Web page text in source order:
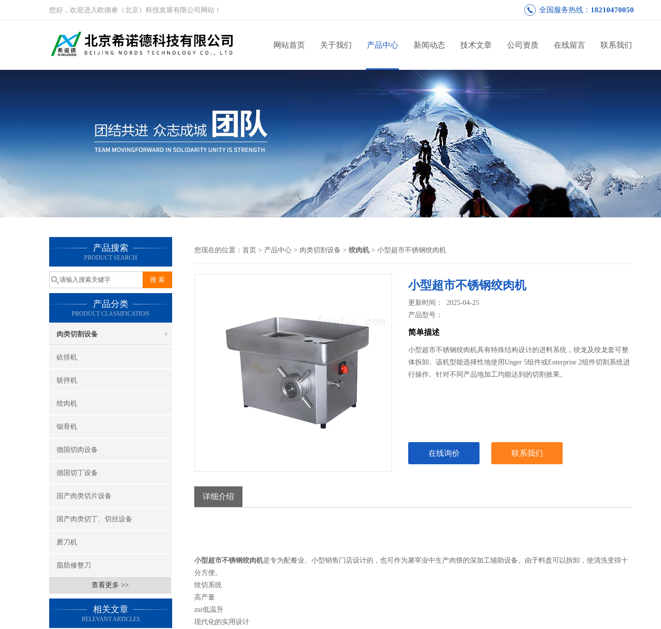
您好，欢迎进入欧德睿（北京）科技发展有限公司网站！ 全国服务热线： 18210470050
网站首页 关于我们 产品中心 新闻动态 技术文章 公司资质 在线留言 联系我们
产品搜索
PRODUCT SEARCH
产品分类
PRODUCT CLASSIFICATION
肉类切割设备
砍排机
斩拌机
绞肉机
锯骨机
德国切肉设备
德国切丁设备
国产肉类切片设备
国产肉类切丁、切丝设备
磨刀机
脂肪修整刀
查看更多 >>
相关文章
RELEVANT ARTICLES
您现在的位置： 首页 > 产品中心 > 肉类切割设备 > 绞肉机> 小型超市不锈钢绞肉机
小型超市不锈钢绞肉机
更新时间： 2025-04-25
产品型号：
简单描述
小型超市不锈钢绞肉机具有特殊结构设计的进料系统，绞龙及绞龙套可整
体拆卸。该机型能选择性地使用Unger 5组件或Enterprise 2组件切割系统进
行操作。针对不同产品地加工均能达到的切割效果。
在线询价 联系我们
详细介绍
小型超市不锈钢绞肉机是专为配餐业、小型销售门店设计的，也可作为屠宰业中生产肉饼的深加工辅助设备。由于料盘可以拆卸，使清洗变得十
分方便。
绞切系统
高产量
zui低温升
现代化的实用设计